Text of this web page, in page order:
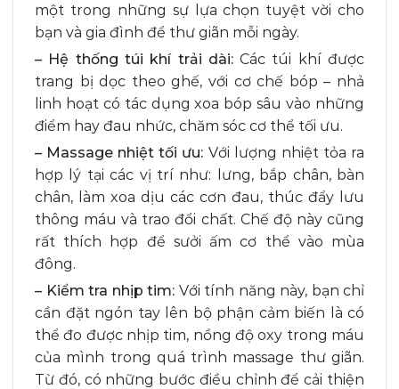
một trong những sự lựa chọn tuyệt vời cho
bạn và gia đình để thư giãn mỗi ngày.
– Hệ thống túi khí trải dài:Các túi khí được
trang bị dọc theo ghế, với cơ chế bóp – nhả
linh hoạt có tác dụng xoa bóp sâu vào những
điểm hay đau nhức, chăm sóc cơ thể tối ưu.
– Massage nhiệt tối ưu: Với lượng nhiệt tỏa ra
hợp lý tại các vị trí như: lưng, bắp chân, bàn
chân, làm xoa dịu các cơn đau, thúc đẩy lưu
thông máu và trao đổi chất. Chế độ này cũng
rất thích hợp để sưởi ấm cơ thể vào mùa
đông.
– Kiểm tra nhịp tim: Với tính năng này, bạn chỉ
cần đặt ngón tay lên bộ phận cảm biến là có
thể đo được nhịp tim, nồng độ oxy trong máu
của mình trong quá trình massage thư giãn.
Từ đó, có những bước điều chỉnh để cải thiện